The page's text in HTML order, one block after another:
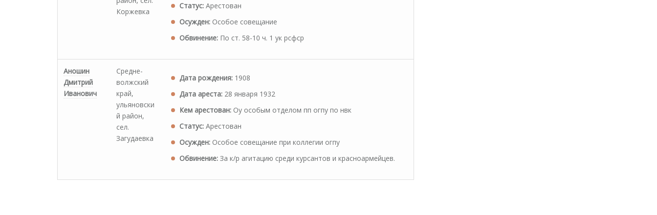
Коржевка
Статус: Арестован
Осужден: Особое совещание
Обвинение: По ст. 58-10 ч. 1 ук рсфср
Аношин
Дмитрий
Иванович
Средне-
волжский
край,
ульяновски
й район,
сел.
Загудаевка
Дата рождения: 1908
Дата ареста: 28 января 1932
Кем арестован: Оу особым отделом пп огпу по нвк
Статус: Арестован
Осужден: Особое совещание при коллегии огпу
Обвинение: За к/р агитацию среди курсантов и красноармейцев.